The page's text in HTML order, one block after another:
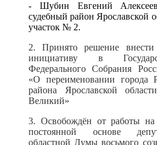
- Шубин Евгений
судебный район Ярославской
участок № 2.
2. Принято решение внести
инициативу в
Федерального Собрания
«О переименовании города
района Ярославской
Великий»
3. Освобождён от работы на
постоянной основе
областной Думы восьмого